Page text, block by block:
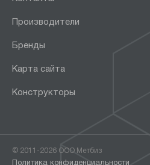
Производители
Бренды
Карта сайта
Конструкторы
© 2011-2026 ООО Метбиз
Политика конфиденциальности